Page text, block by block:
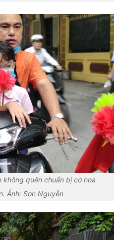
không quên chuẩn bị cờ hoa
Ảnh: Sơn Nguyễn